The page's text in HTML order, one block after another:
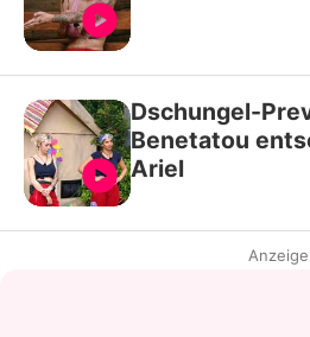
Dschungel-
Benetatou
Ariel
Anzeige